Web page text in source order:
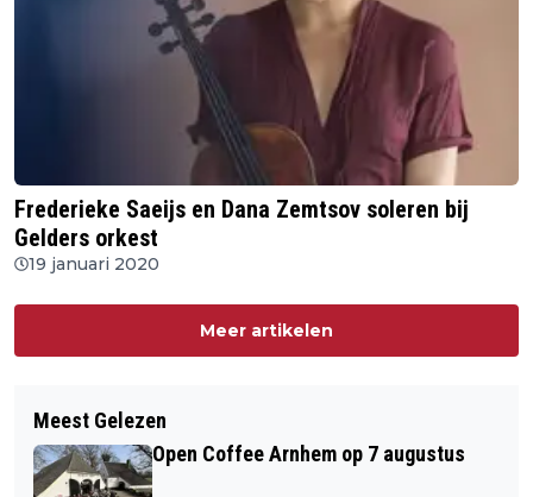
Frederieke Saeijs en Dana Zemtsov soleren bij
Gelders orkest
19 januari 2020
Meer artikelen
Meest Gelezen
Open Coffee Arnhem op 7 augustus